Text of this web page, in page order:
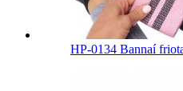
HP-0134 Bannaí